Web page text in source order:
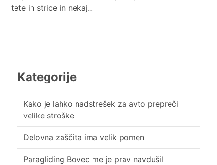
tete in strice in nekaj…
Kategorije
Kako je lahko nadstrešek za avto prepreči
velike stroške
Delovna zaščita ima velik pomen
Paragliding Bovec me je prav navdušil